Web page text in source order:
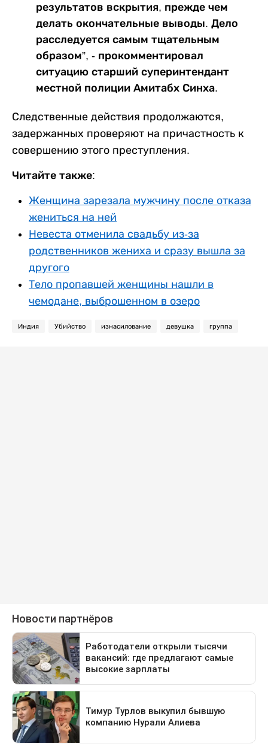
результатов вскрытия, прежде чем
делать окончательные выводы. Дело
расследуется самым тщательным
образом”, - прокомментировал
ситуацию старший суперинтендант
местной полиции Амитабх Синха.
Следственные действия продолжаются,
задержанных проверяют на причастность к
совершению этого преступления.
Читайте также:
Женщина зарезала мужчину после отказа
жениться на ней
Невеста отменила свадьбу из-за
родственников жениха и сразу вышла за
другого
Тело пропавшей женщины нашли в
чемодане, выброшенном в озеро
Индия Убийство изнасилование девушка группа